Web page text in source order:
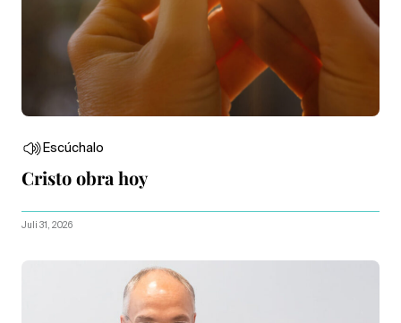
Escúchalo
Cristo obra hoy
Juli 31, 2026